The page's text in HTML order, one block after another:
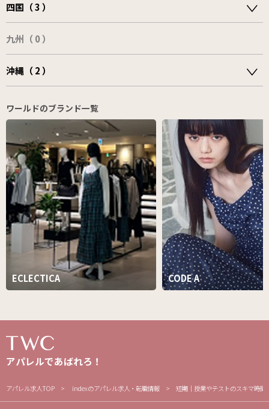
四国（ 3 ）
九州（ 0 ）
沖縄（ 2 ）
ワールドのブランド一覧
ECLECTICA CODE A
アパレルであばれろ！
アパレル求人TOP indexのアパレル求人・転職情報 短期│授業やテストのスキマ時間